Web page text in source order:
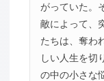
がっていた。
敵によって、
たちは、奪わ
しい人生を切
の中の小さな